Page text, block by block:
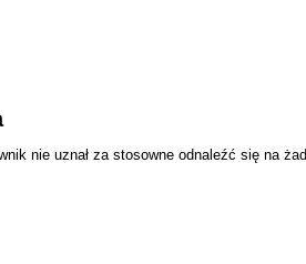
nie uznał za stosowne odnaleźć się na